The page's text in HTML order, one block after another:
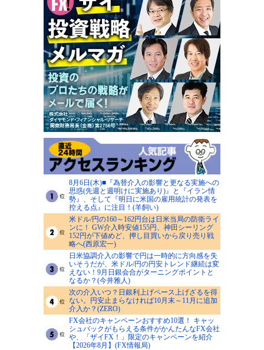
8月6日(木)■『為替介入の影響と更なる実施への
思惑(先週と週明けに実施あり)』と『イラン情
勢』、そして『明日に米国の雇用統計の発表を
控える点』に注目！(羊飼い)
米ドル/円の160～162円台は日米当局の防衛ライ
ンに！ GW介入時安値155円、神田シーリング
152円が下値めど、押し目買いから戻り売り戦
略へ(西原宏一)
日米協調介入の影響で円は一時的に方向感を失
いそうだが、米ドル/円の円安トレンド継続は変
えない！9月日銀会合がターニングポイントと
なるか？(今井雅人)
次の介入いつ？日銀利上げペース上げざるを得
ない。円安止まらなければ10月末～11月に追加
介入か？(ZERO)
FX会社のキャンペーンおすすめ10選！ キャッ
シュバックがもらえる条件がかんたんなFX会社
や、「ザイFX！」限定のキャンペーンを紹介
【2026年8月】(FX情報局)